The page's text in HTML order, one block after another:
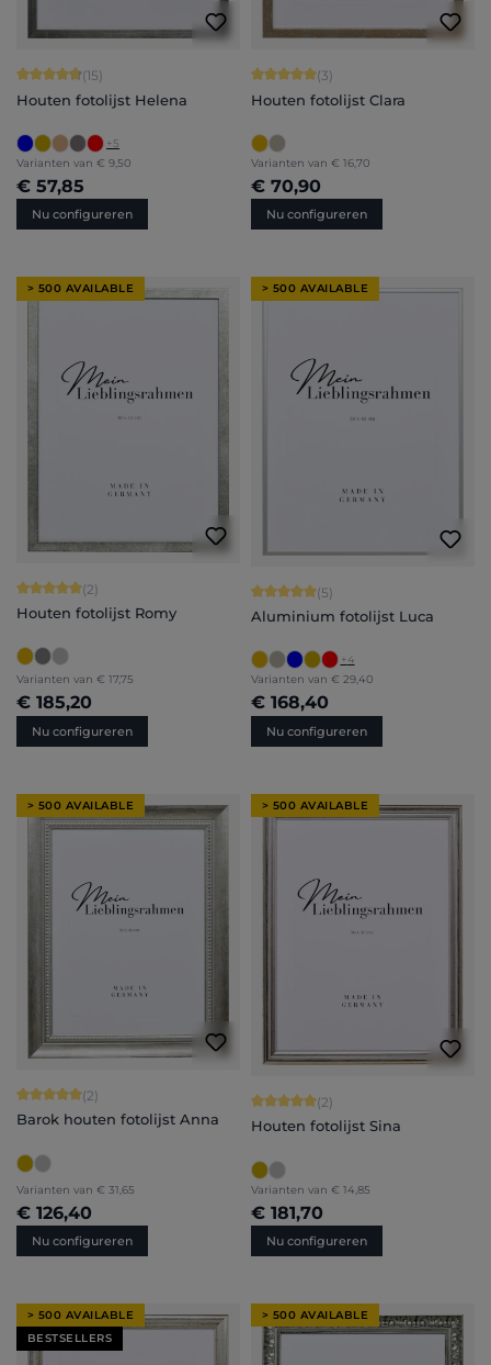
Gemiddelde waardering van 4.8 van 5 sterren
(15)
Houten fotolijst Helena
+5
Varianten van € 9,50
€ 57,85
Nu configureren
Gemiddelde waardering van 5 van 5
(3)
Houten fotolijst Clara
Varianten van € 16,70
€ 70,90
Nu configureren
> 500 AVAILABLE
Gemiddelde waardering van 5 van 5 sterren
(2)
Houten fotolijst Romy
Varianten van € 17,75
€ 185,20
Nu configureren
> 500 AVAILABLE
Gemiddelde waardering van 5 van 5
(5)
Aluminium fotolijst Luca
+4
Varianten van € 29,40
€ 168,40
Nu configureren
> 500 AVAILABLE
Gemiddelde waardering van 5 van 5 sterren
(2)
Barok houten fotolijst Anna
Varianten van € 31,65
€ 126,40
Nu configureren
> 500 AVAILABLE
Gemiddelde waardering van 5 van 5
(2)
Houten fotolijst Sina
Varianten van € 14,85
€ 181,70
Nu configureren
> 500 AVAILABLE
BESTSELLERS
> 500 AVAILABLE